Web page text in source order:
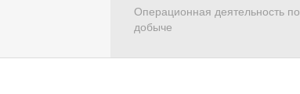
Операционная деятельность по
добыче